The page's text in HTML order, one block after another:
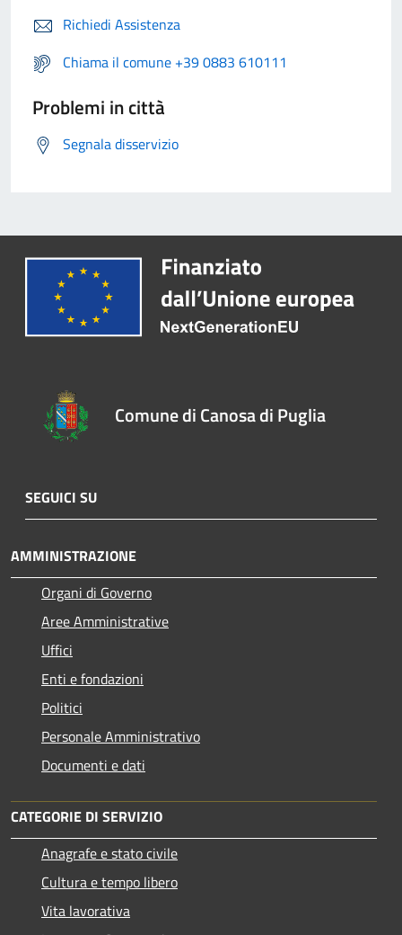
Richiedi Assistenza
Chiama il comune +39 0883 610111
Problemi in città
Segnala disservizio
Comune di Canosa di Puglia
SEGUICI SU
AMMINISTRAZIONE
Organi di Governo
Aree Amministrative
Uffici
Enti e fondazioni
Politici
Personale Amministrativo
Documenti e dati
CATEGORIE DI SERVIZIO
Anagrafe e stato civile
Cultura e tempo libero
Vita lavorativa